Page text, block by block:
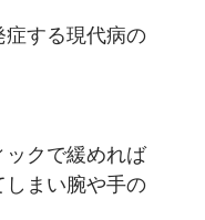
症する現代病の
ックで緩めれば
まい腕や手の